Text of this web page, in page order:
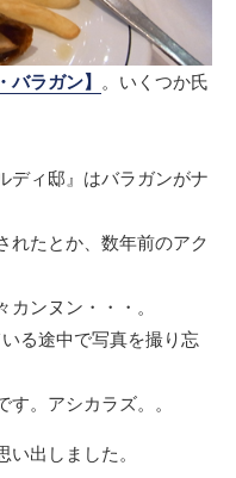
バラガン】
。いくつか氏
ディ邸』はバラガンがナ
れたとか、数年前のアク
ンヌン・・・。
る途中で写真を撮り忘
。アシカラズ。。
出しました。